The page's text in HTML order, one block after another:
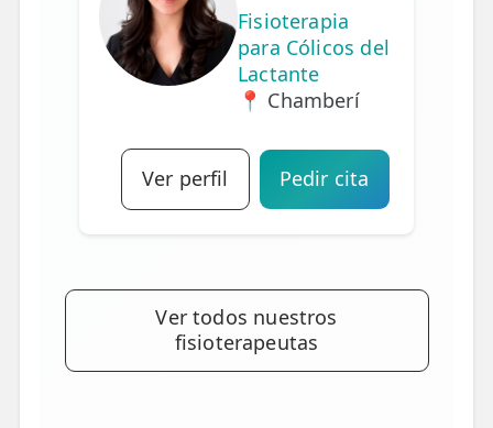
Fisioterapia
para Cólicos del
Lactante
📍 Chamberí
Ver perfil Pedir cita
Ver todos nuestros
fisioterapeutas